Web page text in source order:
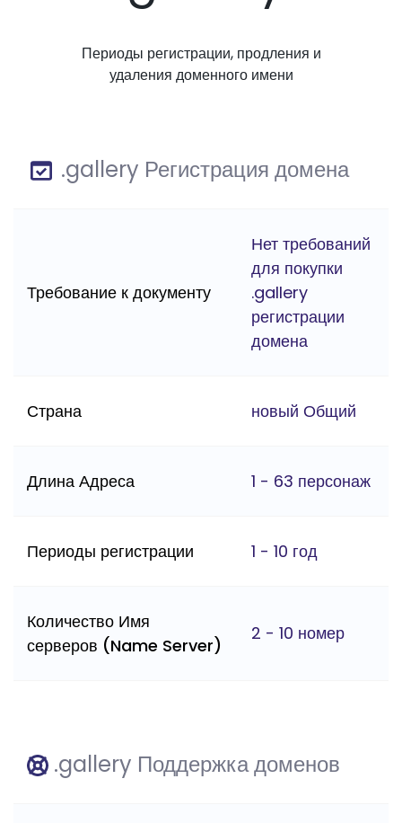
Периоды регистрации, продления и
удаления доменного имени
.gallery Регистрация домена
Требование к документу
Нет требований
для покупки
.gallery
регистрации
домена
Страна новый Общий
Длина Адреса 1 - 63 персонаж
Периоды регистрации 1 - 10 год
Количество Имя
серверов (Name Server)
2 - 10 номер
.gallery Поддержка доменов